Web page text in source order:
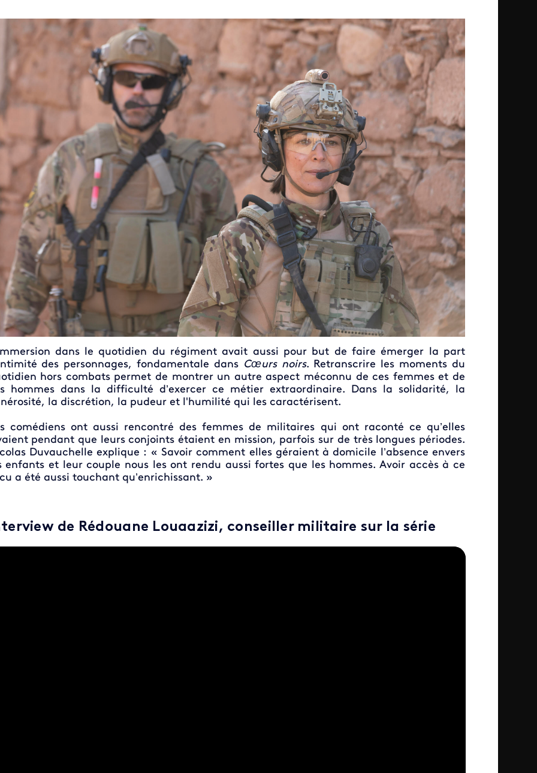
dans le quotidien du régiment avait aussi pour but de faire émerger la part
des personnages, fondamentale dans Cœurs noirs. Retranscrire les moments du
hors combats permet de montrer un autre aspect méconnu de ces femmes et de
hommes dans la difficulté d’exercer ce métier extraordinaire. Dans la solidarité, la
la discrétion, la pudeur et l'humilité qui les caractérisent.
comédiens ont aussi rencontré des femmes de militaires qui ont raconté ce qu’elles
pendant que leurs conjoints étaient en mission, parfois sur de très longues périodes.
Duvauchelle explique : « Savoir comment elles géraient à domicile l’absence envers
enfants et leur couple nous les ont rendu aussi fortes que les hommes. Avoir accès à ce
a été aussi touchant qu’enrichissant. »
de Rédouane Louaazizi, conseiller militaire sur la série